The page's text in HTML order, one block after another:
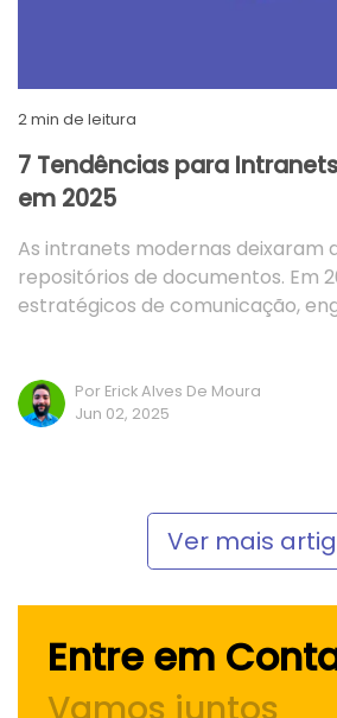
2min de leitura
7 Tendências para
em 2025
As intranets modernas deixaram
repositórios de documentos. Em
estratégicos de comunicação,
Por Erick Alves De Moura
Jun 02, 2025
Ver mais
Entre em